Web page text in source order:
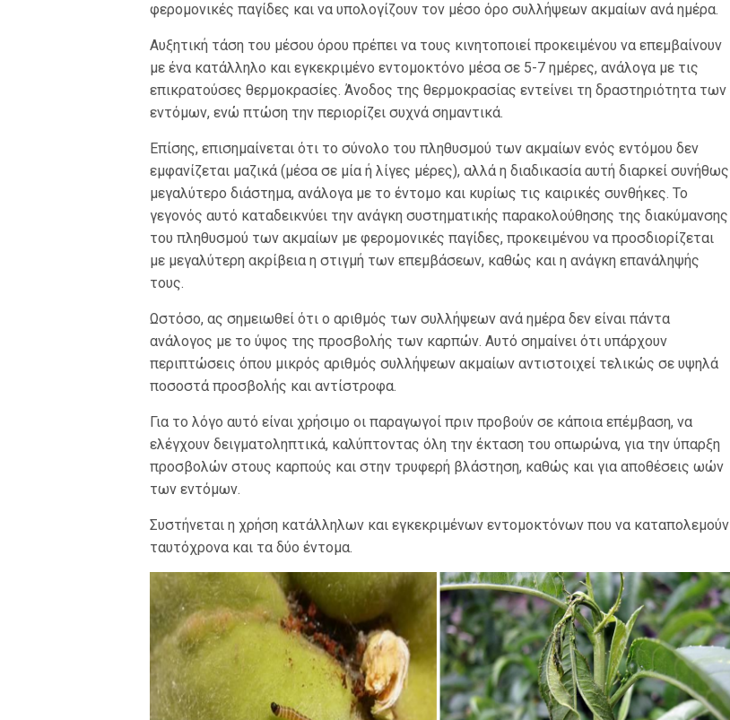
φερομονικές παγίδες και να υπολογίζουν τον μέσο όρο συλλήψεων ακμαίων ανά ημέρα.
Αυξητική τάση του μέσου όρου πρέπει να τους κινητοποιεί προκειμένου να επεμβαίνουν
με ένα κατάλληλο και εγκεκριμένο εντομοκτόνο μέσα σε 5-7 ημέρες, ανάλογα με τις
επικρατούσες θερμοκρασίες. Άνοδος της θερμοκρασίας εντείνει τη δραστηριότητα των
εντόμων, ενώ πτώση την περιορίζει συχνά σημαντικά.
Επίσης, επισημαίνεται ότι το σύνολο του πληθυσμού των ακμαίων ενός εντόμου δεν
εμφανίζεται μαζικά (μέσα σε μία ή λίγες μέρες), αλλά η διαδικασία αυτή διαρκεί συνήθως
μεγαλύτερο διάστημα, ανάλογα με το έντομο και κυρίως τις καιρικές συνθήκες. Το
γεγονός αυτό καταδεικνύει την ανάγκη συστηματικής παρακολούθησης της διακύμανσης
του πληθυσμού των ακμαίων με φερομονικές παγίδες, προκειμένου να προσδιορίζεται
με μεγαλύτερη ακρίβεια η στιγμή των επεμβάσεων, καθώς και η ανάγκη επανάληψής
τους.
Ωστόσο, ας σημειωθεί ότι ο αριθμός των συλλήψεων ανά ημέρα δεν είναι πάντα
ανάλογος με το ύψος της προσβολής των καρπών. Αυτό σημαίνει ότι υπάρχουν
περιπτώσεις όπου μικρός αριθμός συλλήψεων ακμαίων αντιστοιχεί τελικώς σε υψηλά
ποσοστά προσβολής και αντίστροφα.
Για το λόγο αυτό είναι χρήσιμο οι παραγωγοί πριν προβούν σε κάποια επέμβαση, να
ελέγχουν δειγματοληπτικά, καλύπτοντας όλη την έκταση του οπωρώνα, για την ύπαρξη
προσβολών στους καρπούς και στην τρυφερή βλάστηση, καθώς και για αποθέσεις ωών
των εντόμων.
Συστήνεται η χρήση κατάλληλων και εγκεκριμένων εντομοκτόνων που να καταπολεμούν
ταυτόχρονα και τα δύο έντομα.